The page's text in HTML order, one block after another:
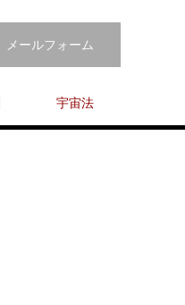
メールフォーム
宇宙法